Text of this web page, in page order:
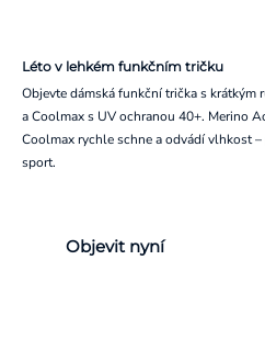
Léto v lehkém funkčním tričku
Objevte dámská funkční trička s krátkým
a Coolmax s UV ochranou 40+. Merino
Coolmax rychle schne a odvádí vlhkost
sport.
Objevit nyní